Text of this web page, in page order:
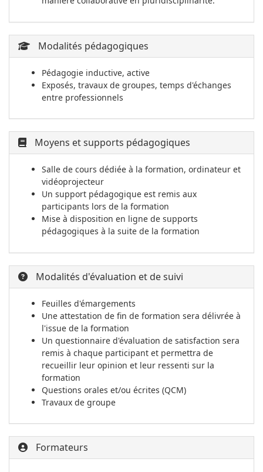
Modalités pédagogiques
Pédagogie inductive, active
Exposés, travaux de groupes, temps d'échanges
entre professionnels
Moyens et supports pédagogiques
Salle de cours dédiée à la formation, ordinateur et
vidéoprojecteur
Un support pédagogique est remis aux
participants lors de la formation
Mise à disposition en ligne de supports
pédagogiques à la suite de la formation
Modalités d'évaluation et de suivi
Feuilles d'émargements
Une attestation de fin de formation sera délivrée à
l'issue de la formation
Un questionnaire d'évaluation de satisfaction sera
remis à chaque participant et permettra de
recueillir leur opinion et leur ressenti sur la
formation
Questions orales et/ou écrites (QCM)
Travaux de groupe
Formateurs